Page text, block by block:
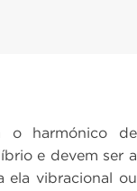
o harmónico de
e devem ser a
ela vibracional ou